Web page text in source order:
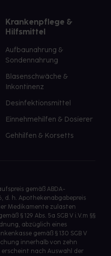
Krankenpflege &
Hilfsmittel
Aufbaunahrung &
Sondennahrung
Blasenschwäche &
Inkontinenz
Desinfektionsmittel
Einnehmehilfen & Dosierer
Gehhilfen & Korsetts
gemäß ABDA-
d. h. Apothekenabgabepreis
Medikamente zulasten
§ 129 Abs. 5a SGB V i.V.m §§
abzüglich eines
gemäß § 130 SGB V
innerhalb von zehn
erscheint nach Auswahl der